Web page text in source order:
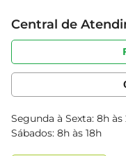
Sobre privacidade
Portal do fornecedor
Cencosud Media
Produtos Bretas
Código de ética
Serviços
Clube Bretas
Blog Bretas
Black Friday
Central de
Segunda à Sexta: 8h às
Sábados: 8h às 18h